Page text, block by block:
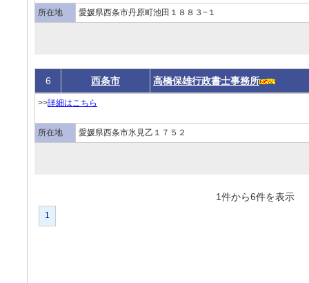
所在地 愛媛県西条市丹原町池田１８８３−１
6 西条市 高橋保雄行政書士事務所
>>詳細はこちら
所在地 愛媛県西条市氷見乙１７５２
1件から6件を表
1